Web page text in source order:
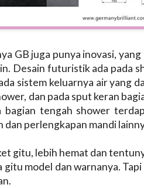
GB juga punya inovasi,
Desain futuristik ada pada
sistem keluarnya air yang
dan pada sput keran
bagian tengah shower
dan perlengkapan mandi
gitu, lebih hemat dan
gitu model dan warnanya.